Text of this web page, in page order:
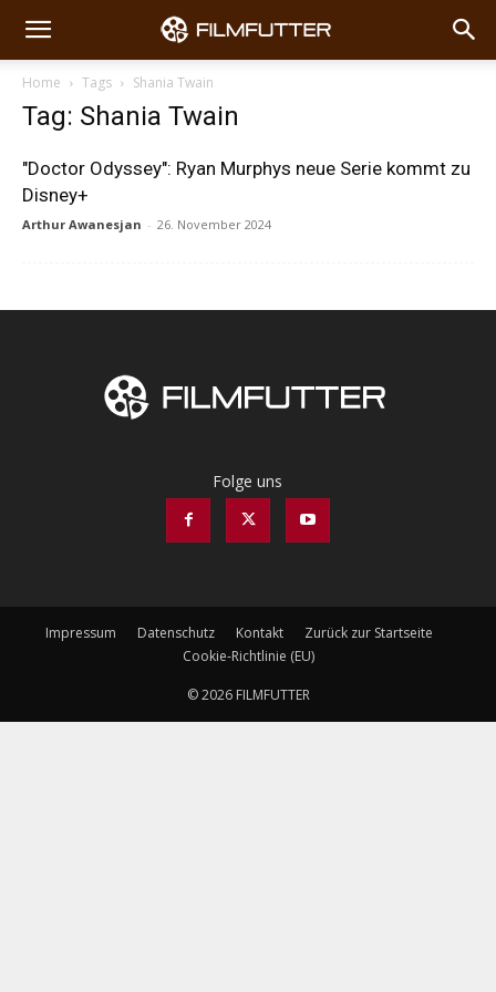
Home Tags Shania Twain
Tag: Shania Twain
"Doctor Odyssey": Ryan Murphys neue Serie kommt zu
Disney+
Arthur Awanesjan - 26. November 2024
Folge uns
Impressum Datenschutz Kontakt
Zurück zur Startseite
Cookie-Richtlinie (EU)
© 2026 FILMFUTTER